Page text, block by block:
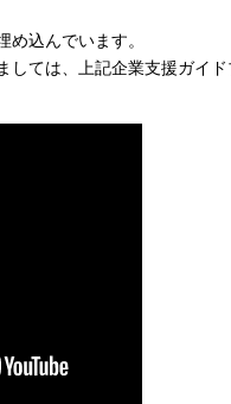
め込んでいます。
しては、上記企業支援ガイ